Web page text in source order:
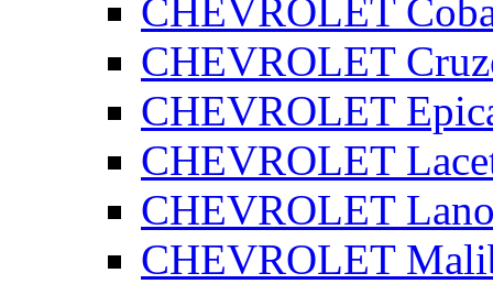
CHEVROLET
CHEVROLET
CHEVROLET
CHEVROLET
CHEVROLET
CHEVROLET